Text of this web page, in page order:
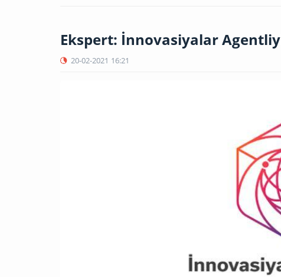
Ekspert: İnnovasiyalar
20-02-2021 16:21